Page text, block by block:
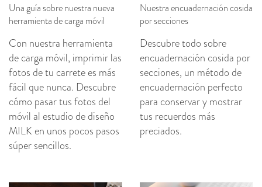
Una guía sobre nuestra nueva
herramienta de carga móvil
Con nuestra herramienta
de carga móvil, imprimir las
fotos de tu carrete es más
fácil que nunca. Descubre
cómo pasar tus fotos del
móvil al estudio de diseño
MILK en unos pocos pasos
súper sencillos.
Nuestra encuadernación cosida
por secciones
Descubre todo sobre
encuadernación cosida por
secciones, un método de
encuadernación perfecto
para conservar y mostrar
tus recuerdos más
preciados.